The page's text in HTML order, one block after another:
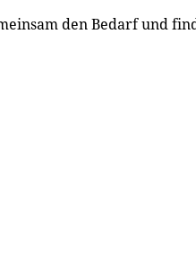
den Bedarf und